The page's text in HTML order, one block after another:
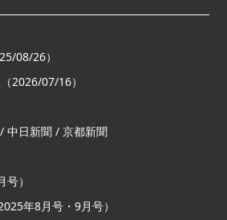
08/26）
2026/07/16）
中日新聞 / 京都新聞
）
年8月号・9月号）